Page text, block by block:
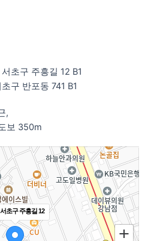
초구 주흥길 12 B1
구 반포동 741 B1
,
보 350m
초구 주흥길 12